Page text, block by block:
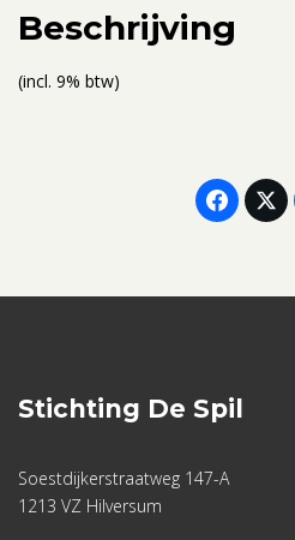
Beschrijving
(incl. 9% btw)
Stichting De Spil
Soestdijkerstraatweg 147-A
1213 VZ Hilversum